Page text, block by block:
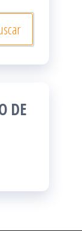
DE